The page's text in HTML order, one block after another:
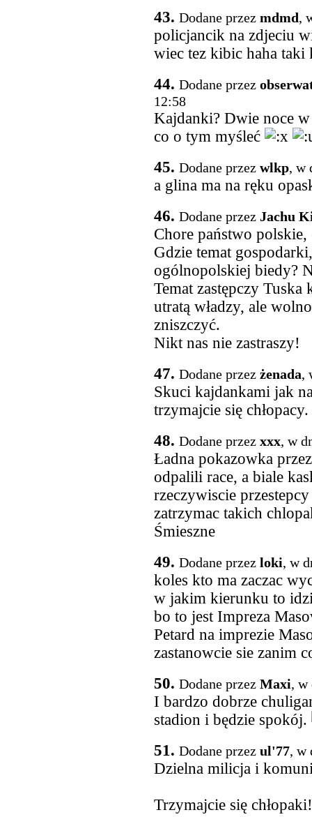
43. Dodane przez mdmd,
policjancik na zdjeciu
wiec tez kibic haha taki
44. Dodane przez
12:58
Kajdanki? Dwie noce
co o tym myśleć
45. Dodane przez wlkp, w
a glina ma na ręku
46. Dodane przez Jachu
Chore państwo
Gdzie temat
ogólnopolskiej biedy?
Temat zastępczy
utratą władzy, ale
zniszczyć.
Nikt nas nie zastraszy!
47. Dodane przez żenada,
Skuci kajdankami jak
trzymajcie się chłopacy.
48. Dodane przez xxx, w
Ładna pokazowka
odpalili race, a biale
rzeczywiscie
zatrzymac takich
Śmieszne
49. Dodane przez loki, w
koles kto ma zaczac
w jakim kierunku to
bo to jest Impreza
Petard na imprezie
zastanowcie sie zanim
50. Dodane przez Maxi, w
I bardzo dobrze
stadion i będzie spokój.
51. Dodane przez ul'77, w
Dzielna milicja i
Trzymajcie się